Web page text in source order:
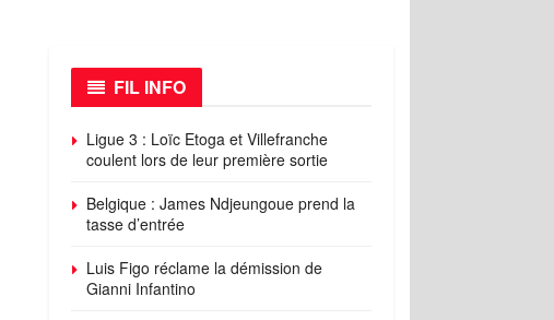
FIL INFO
Ligue 3 : Loïc Etoga et Villefranche
coulent lors de leur première sortie
Belgique : James Ndjeungoue prend la
tasse d’entrée
Luis Figo réclame la démission de
Gianni Infantino